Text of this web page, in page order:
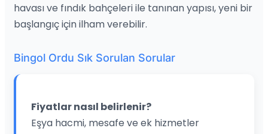
havası ve fındık bahçeleri ile tanınan yapısı, yeni bir
başlangıç için ilham verebilir.
Bingol Ordu Sık Sorulan Sorular
Fiyatlar nasıl belirlenir?
Eşya hacmi, mesafe ve ek hizmetler